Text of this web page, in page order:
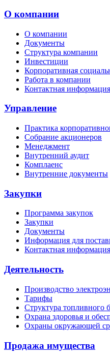
О компании
О компании
Документы
Структура компании
Инвестиции
Корпоративная
Работа в компании
Контактная информация
Управление
Практика
Собрание акционеров
Менеджмент
Внутренний аудит
Комплаенс
Внутренние документы
Закупки
Программа закупок
Закупки
Документы
Информация для
Контактная информация
Деятельность
Производство
Тарифы
Структура топливного
Охрана здоровья и
Охраны окружающей
Продажа имущества